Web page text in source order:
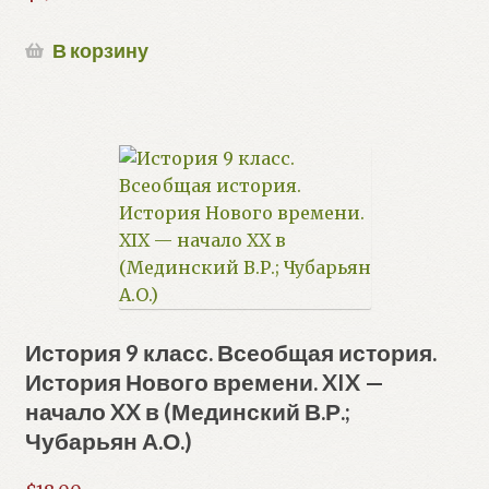
В корзину
История 9 класс. Всеобщая история.
История Нового времени. XIX —
начало XX в (Мединский В.Р.;
Чубарьян А.О.)